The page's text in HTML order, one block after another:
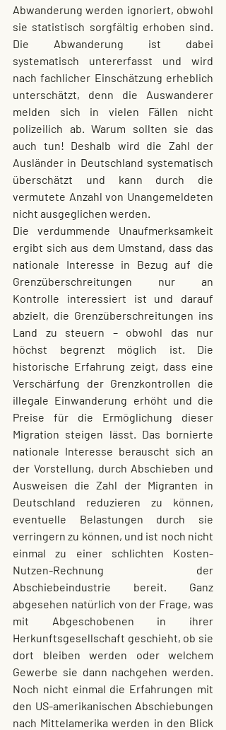
Abwanderung werden ignoriert, obwohl
sie statistisch sorgfältig erhoben sind.
Die Abwanderung ist dabei
systematisch untererfasst und wird
nach fachlicher Einschätzung erheblich
unterschätzt, denn die Auswanderer
melden sich in vielen Fällen nicht
polizeilich ab. Warum sollten sie das
auch tun! Deshalb wird die Zahl der
Ausländer in Deutschland systematisch
überschätzt und kann durch die
vermutete Anzahl von Unangemeldeten
nicht ausgeglichen werden.
Die verdummende Unaufmerksamkeit
ergibt sich aus dem Umstand, dass das
nationale Interesse in Bezug auf die
Grenzüberschreitungen nur an
Kontrolle interessiert ist und darauf
abzielt, die Grenzüberschreitungen ins
Land zu steuern – obwohl das nur
höchst begrenzt möglich ist. Die
historische Erfahrung zeigt, dass eine
Verschärfung der Grenzkontrollen die
illegale Einwanderung erhöht und die
Preise für die Ermöglichung dieser
Migration steigen lässt. Das bornierte
nationale Interesse berauscht sich an
der Vorstellung, durch Abschieben und
Ausweisen die Zahl der Migranten in
Deutschland reduzieren zu können,
eventuelle Belastungen durch sie
verringern zu können, und ist noch nicht
einmal zu einer schlichten Kosten-
Nutzen-Rechnung der
Abschiebeindustrie bereit. Ganz
abgesehen natürlich von der Frage, was
mit Abgeschobenen in ihrer
Herkunftsgesellschaft geschieht, ob sie
dort bleiben werden oder welchem
Gewerbe sie dann nachgehen werden.
Noch nicht einmal die Erfahrungen mit
den US-amerikanischen Abschiebungen
nach Mittelamerika werden in den Blick